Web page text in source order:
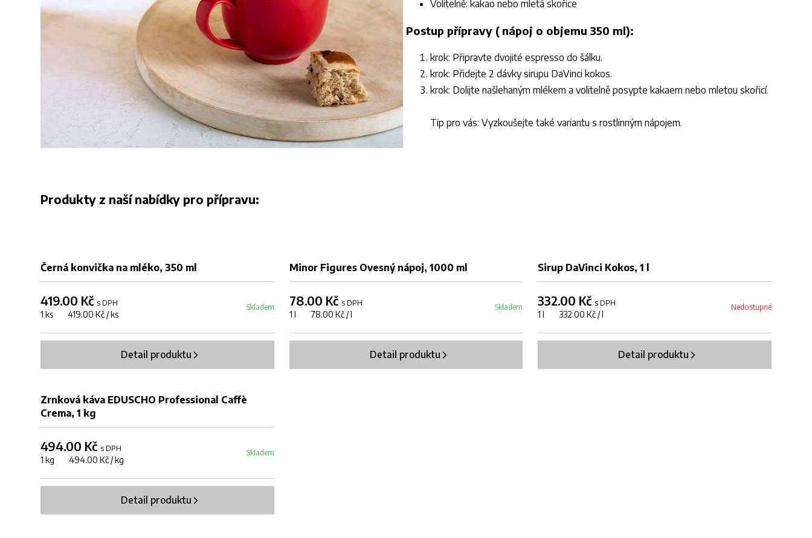
Volitelně: kakao nebo mletá skořice
Postup přípravy ( nápoj o objemu 350 ml):
krok: Připravte dvojité espresso do šálku.
krok: Přidejte 2 dávky sirupu DaVinci kokos.
krok: Dolijte našlehaným mlékem a volitelně posypte kakaem nebo mletou skořicí.
Tip pro vás: Vyzkoušejte také variantu s rostlinným nápojem.
Produkty z naší nabídky pro přípravu:
Černá konvička na mléko, 350 ml
419.00 Kč s DPH
1 ks 419.00 Kč / ks
Skladem
Detail produktu
Minor Figures Ovesný nápoj, 1000 ml
78.00 Kč s DPH
1 l 78.00 Kč / l
Skladem
Detail produktu
Sirup DaVinci Kokos, 1 l
332.00 Kč s DPH
1 l 332.00 Kč / l
Nedostupné
Detail produktu
Zrnková káva EDUSCHO Professional Caffè
Crema, 1 kg
494.00 Kč s DPH
1 kg 494.00 Kč / kg
Skladem
Detail produktu